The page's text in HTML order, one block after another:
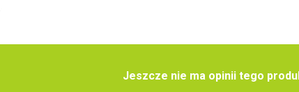
Jeszcze nie ma opinii tego